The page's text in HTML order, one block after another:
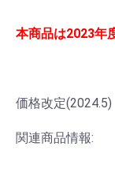
本商品は2023年
価格改定(2024.5)
関連商品情報: